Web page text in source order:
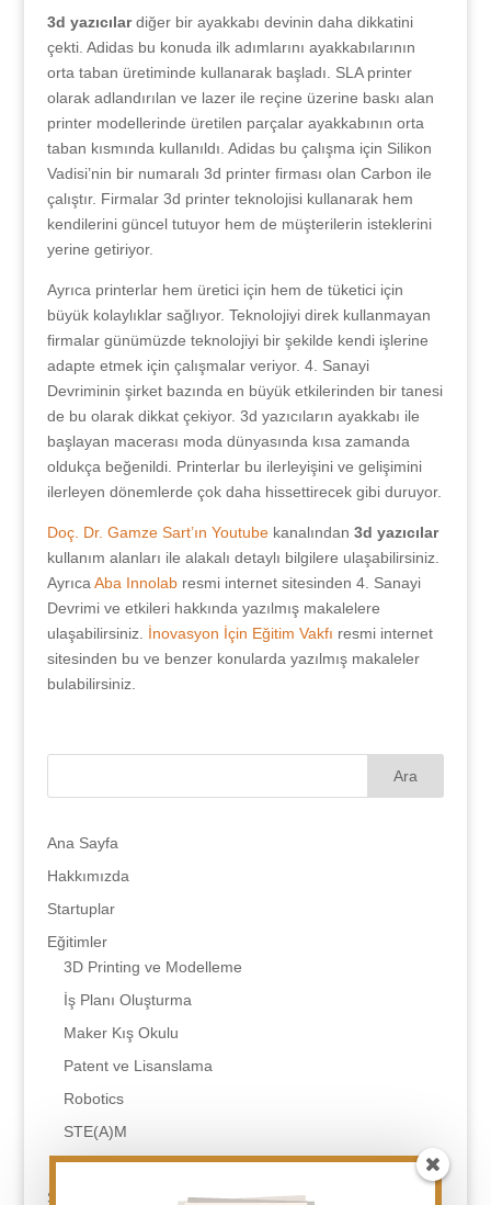
3d yazıcılardiğer bir ayakkabı devinin daha dikkatini
çekti. Adidas bu konuda ilk adımlarını ayakkabılarının
orta taban üretiminde kullanarak başladı. SLA printer
olarak adlandırılan ve lazer ile reçine üzerine baskı alan
printer modellerinde üretilen parçalar ayakkabının orta
taban kısmında kullanıldı. Adidas bu çalışma için Silikon
Vadisi’nin bir numaralı 3d printer firması olan Carbon ile
çalıştır. Firmalar 3d printer teknolojisi kullanarak hem
kendilerini güncel tutuyor hem de müşterilerin isteklerini
yerine getiriyor.
Ayrıca printerlar hem üretici için hem de tüketici için
büyük kolaylıklar sağlıyor. Teknolojiyi direk kullanmayan
firmalar günümüzde teknolojiyi bir şekilde kendi işlerine
adapte etmek için çalışmalar veriyor. 4. Sanayi
Devriminin şirket bazında en büyük etkilerinden bir tanesi
de bu olarak dikkat çekiyor. 3d yazıcıların ayakkabı ile
başlayan macerası moda dünyasında kısa zamanda
oldukça beğenildi. Printerlar bu ilerleyişini ve gelişimini
ilerleyen dönemlerde çok daha hissettirecek gibi duruyor.
Doç. Dr. Gamze Sart’ın Youtubekanalından 3d yazıcılar
kullanım alanları ile alakalı detaylı bilgilere ulaşabilirsiniz.
Ayrıca Aba Innolabresmi internet sitesinden 4. Sanayi
Devrimi ve etkileri hakkında yazılmış makalelere
ulaşabilirsiniz. İnovasyon İçin Eğitim Vakfı resmi internet
sitesinden bu ve benzer konularda yazılmış makaleler
bulabilirsiniz.
Ana Sayfa
Hakkımızda
Startuplar
Eğitimler
3D Printing ve Modelleme
İş Planı Oluşturma
Maker Kış Okulu
Patent ve Lisanslama
Robotics
STE(A)M
Tasarım Odaklı Düşünme
SSS